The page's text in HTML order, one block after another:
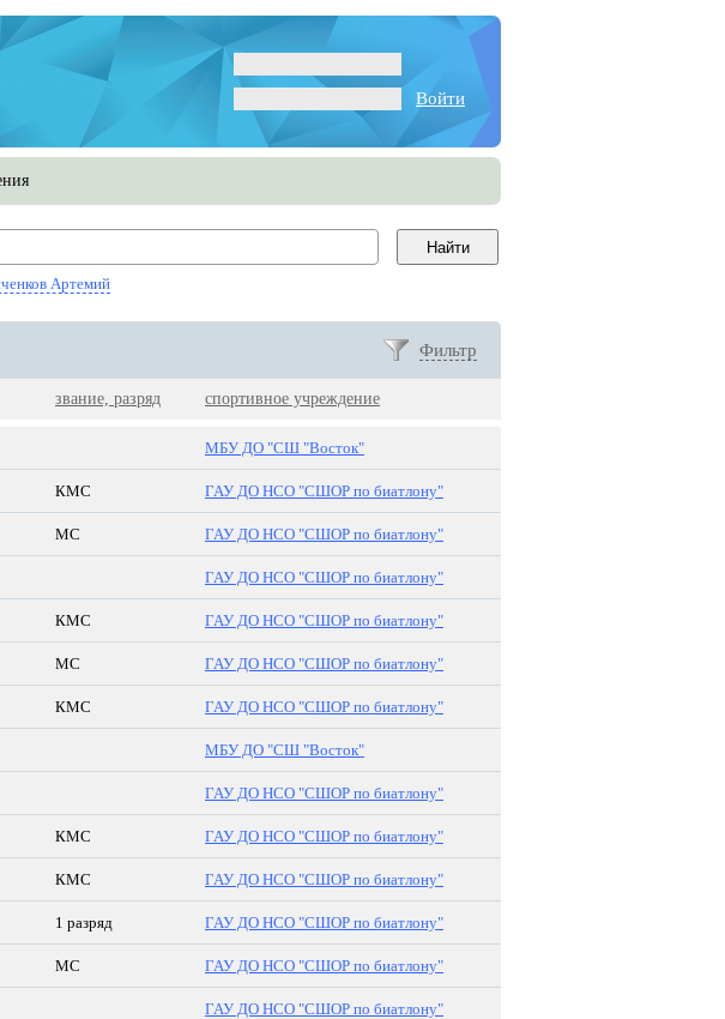
Войти
Артемий
Фильтр
звание, разряд спортивное учреждение
МБУ ДО "СШ "Восток"
КМС ГАУ ДО НСО "СШОР по биатлону"
МС ГАУ ДО НСО "СШОР по биатлону"
ГАУ ДО НСО "СШОР по биатлону"
КМС ГАУ ДО НСО "СШОР по биатлону"
МС ГАУ ДО НСО "СШОР по биатлону"
КМС ГАУ ДО НСО "СШОР по биатлону"
МБУ ДО "СШ "Восток"
ГАУ ДО НСО "СШОР по биатлону"
КМС ГАУ ДО НСО "СШОР по биатлону"
КМС ГАУ ДО НСО "СШОР по биатлону"
1 разряд ГАУ ДО НСО "СШОР по биатлону"
МС ГАУ ДО НСО "СШОР по биатлону"
ГАУ ДО НСО "СШОР по биатлону"